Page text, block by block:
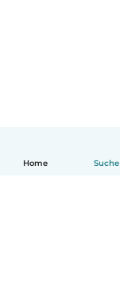
Home Suche